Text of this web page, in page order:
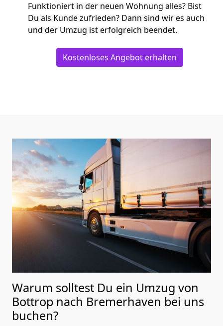
Funktioniert in der neuen Wohnung alles? Bist
Du als Kunde zufrieden? Dann sind wir es auch
und der Umzug ist erfolgreich beendet.
Kostenloses Angebot erhalten
Warum solltest Du ein Umzug von
Bottrop nach Bremer­haven bei uns
buchen?